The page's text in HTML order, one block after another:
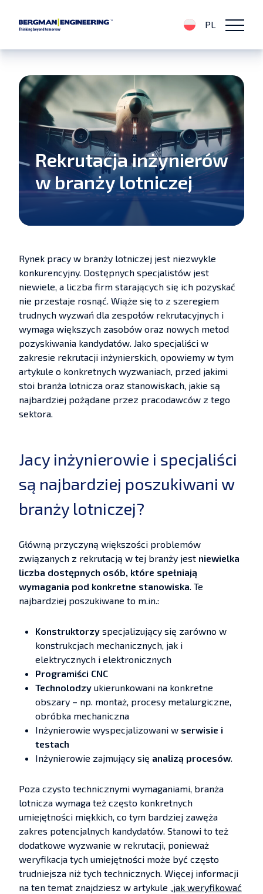
PL
Rekrutacja inżynierów
w branży lotniczej
Rynek pracy w branży lotniczej jest niezwykle
konkurencyjny. Dostępnych specjalistów jest
niewiele, a liczba firm starających się ich pozyskać
nie przestaje rosnąć. Wiąże się to z szeregiem
trudnych wyzwań dla zespołów rekrutacyjnych i
wymaga większych zasobów oraz nowych metod
pozyskiwania kandydatów. Jako specjaliści w
zakresie rekrutacji inżynierskich, opowiemy w tym
artykule o konkretnych wyzwaniach, przed jakimi
stoi branża lotnicza oraz stanowiskach, jakie są
najbardziej pożądane przez pracodawców z tego
sektora.
Jacy inżynierowie i specjaliści
są najbardziej poszukiwani w
branży lotniczej?
Główną przyczyną większości problemów
związanych z rekrutacją w tej branży jest niewielka
liczba dostępnych osób, które spełniają
wymagania pod konkretne stanowiska. Te
najbardziej poszukiwane to m.in.:
Konstruktorzy specjalizujący się zarówno w
konstrukcjach mechanicznych, jak i
elektrycznych i elektronicznych
Programiści CNC
Technolodzy ukierunkowani na konkretne
obszary – np. montaż, procesy metalurgiczne,
obróbka mechaniczna
Inżynierowie wyspecjalizowani w serwisie i
testach
Inżynierowie zajmujący się analizą procesów.
Poza czysto technicznymi wymaganiami, branża
lotnicza wymaga też często konkretnych
umiejętności miękkich, co tym bardziej zawęża
zakres potencjalnych kandydatów. Stanowi to też
dodatkowe wyzwanie w rekrutacji, ponieważ
weryfikacja tych umiejętności może być często
trudniejsza niż tych technicznych. Więcej informacji
na ten temat znajdziesz w artykule „jak weryfikować